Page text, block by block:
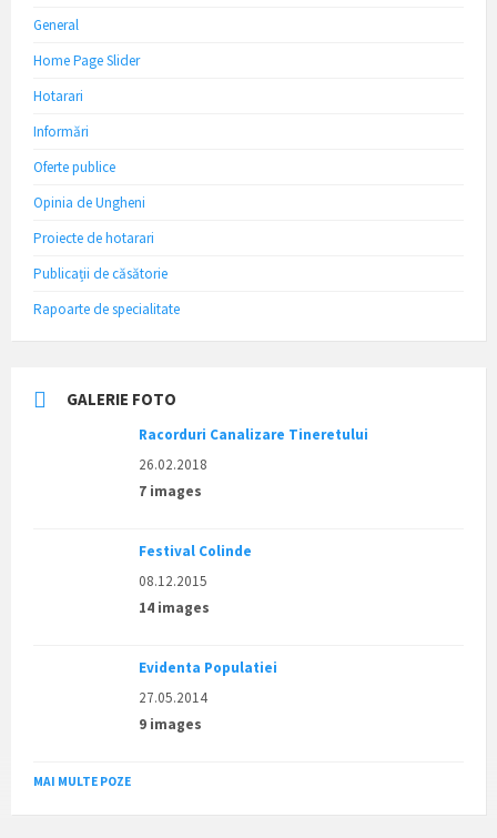
General
Home Page Slider
Hotarari
Informări
Oferte publice
Opinia de Ungheni
Proiecte de hotarari
Publicații de căsătorie
Rapoarte de specialitate
GALERIE FOTO
Racorduri Canalizare Tineretului
26.02.2018
7 images
Festival Colinde
08.12.2015
14 images
Evidenta Populatiei
27.05.2014
9 images
MAI MULTE POZE